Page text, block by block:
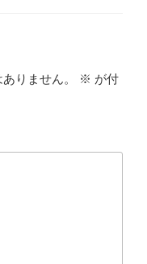
りません。 ※ が付